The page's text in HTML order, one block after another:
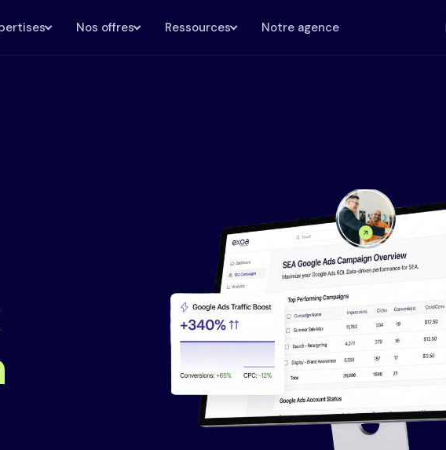
Nos offres Ressources Notre agence